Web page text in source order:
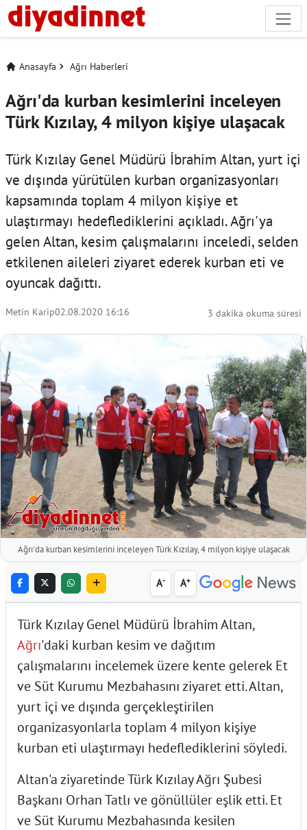
Anasayfa Ağrı Haberleri
Ağrı'da kurban kesimlerini inceleyen
Türk Kızılay, 4 milyon kişiye ulaşacak
Türk Kızılay Genel Müdürü İbrahim Altan, yurt içi
ve dışında yürütülen kurban organizasyonları
kapsamında toplam 4 milyon kişiye et
ulaştırmayı hedeflediklerini açıkladı. Ağrı'ya
gelen Altan, kesim çalışmalarını inceledi, selden
etkilenen aileleri ziyaret ederek kurban eti ve
oyuncak dağıttı.
Metin Karip02.08.2020 16:16 3 dakika okuma süresi
Ağrı'da kurban kesimlerini inceleyen Türk Kızılay, 4 milyon kişiye ulaşacak
A- A+
Türk Kızılay Genel Müdürü İbrahim Altan,
Ağrı'daki kurban kesim ve dağıtım
çalışmalarını incelemek üzere kente gelerek Et
ve Süt Kurumu Mezbahasını ziyaret etti. Altan,
yurt içi ve dışında gerçekleştirilen
organizasyonlarla toplam 4 milyon kişiye
kurban eti ulaştırmayı hedeflediklerini söyledi.
Altan'a ziyaretinde Türk Kızılay Ağrı Şubesi
Başkanı Orhan Tatlı ve gönüllüler eşlik etti. Et
ve Süt Kurumu Mezbahasında kesilen